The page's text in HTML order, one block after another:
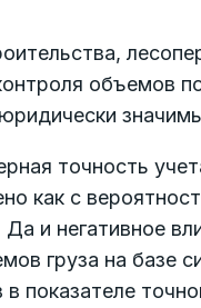
объемов
точность
как с
и негативное
груза на базе
показателе